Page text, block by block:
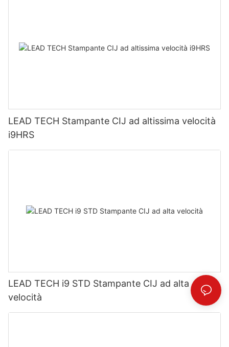
LEAD TECH Stampante CIJ ad altissima velocità
i9HRS
LEAD TECH i9 STD Stampante CIJ ad alta
velocità